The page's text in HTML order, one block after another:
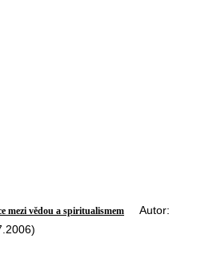
mezi vědou a spiritualismem Autor: